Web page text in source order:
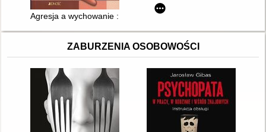
Agresja a wychowanie : czy dzieci mają prawo do agresji?
ZABURZENIA OSOBOWOŚCI